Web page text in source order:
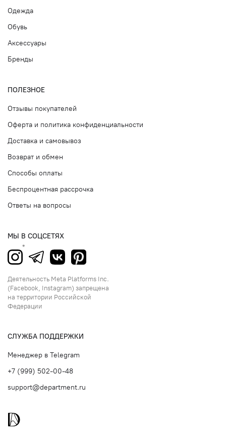
Одежда
Обувь
Аксессуары
Бренды
ПОЛЕЗНОЕ
Отзывы покупателей
Оферта и политика конфиденциальности
Доставка и самовывоз
Возврат и обмен
Способы оплаты
Беспроцентная рассрочка
Ответы на вопросы
МЫ В СОЦСЕТЯХ
Деятельность Meta Platforms Inc.
(Facebook, Instagram) запрещена
на территории Российской
Федерации
СЛУЖБА ПОДДЕРЖКИ
Менеджер в Telegram
+7 (999) 502-00-48
support@department.ru